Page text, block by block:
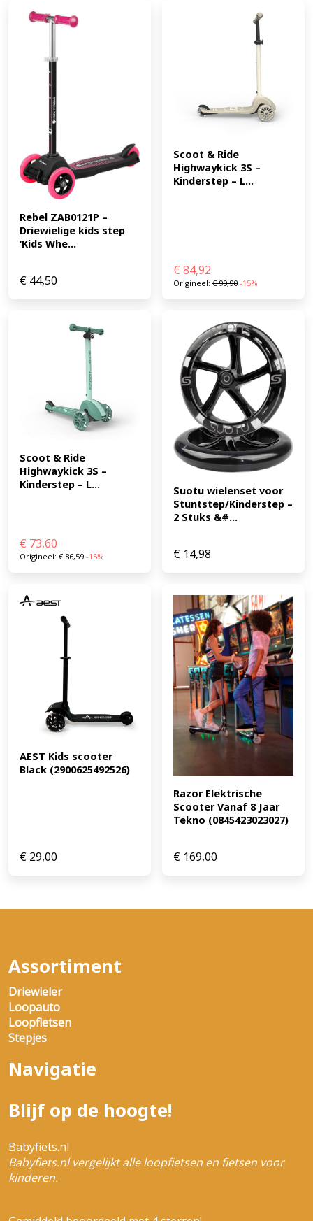
Rebel ZAB0121P –
Driewielige kids step
‘Kids Whe...
€ 44,50
Scoot & Ride
Highwaykick 3S –
Kinderstep – L...
€ 84,92
Origineel: €99,90 -15%
Scoot & Ride
Highwaykick 3S –
Kinderstep – L...
€ 73,60
Origineel: €86,59 -15%
Suotu wielenset voor
Stuntstep/Kinderstep –
2 Stuks &#...
€ 14,98
AEST Kids scooter
Black (2900625492526)
€ 29,00
Razor Elektrische
Scooter Vanaf 8 Jaar
Tekno (0845423023027)
€ 169,00
Assortiment
Driewieler
Loopauto
Loopfietsen
Stepjes
Navigatie
Blijf op de hoogte!
Babyfiets.nl
Babyfiets.nl vergelijkt alle loopfietsen en fietsen voor
kinderen.